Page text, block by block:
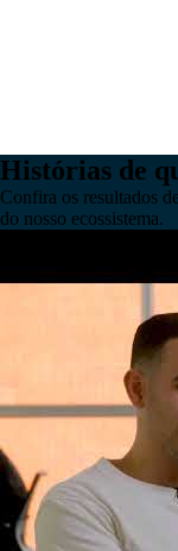
Histórias de
Confira os resultados
do nosso ecossistema.